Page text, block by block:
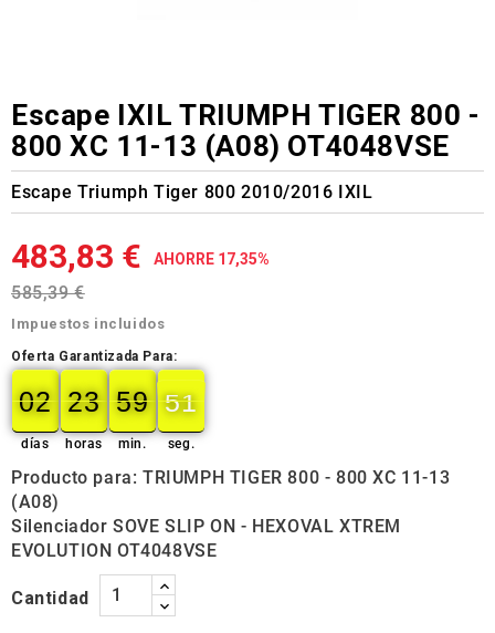
Escape IXIL TRIUMPH TIGER 800 -
800 XC 11-13 (A08) OT4048VSE
Escape Triumph Tiger 800 2010/2016 IXIL
483,83 € AHORRE 17,35%
585,39 €
Impuestos incluidos
Oferta Garantizada Para:
02
02
00
días
23
23
00
horas
59
59
00
min.
50
50
51
seg.
Producto para: TRIUMPH TIGER 800 - 800 XC 11-13
(A08)
Silenciador SOVE SLIP ON - HEXOVAL XTREM
EVOLUTION OT4048VSE
Cantidad